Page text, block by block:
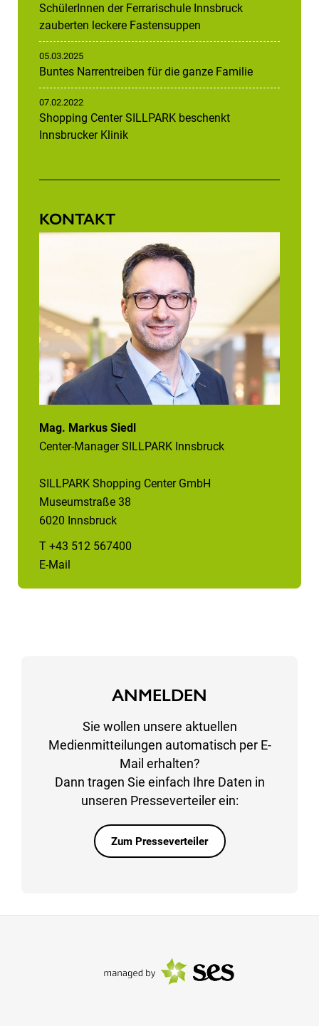
SchülerInnen der Ferrarischule Innsbruck
zauberten leckere Fastensuppen
05.03.2025
Buntes Narrentreiben für die ganze Familie
07.02.2022
Shopping Center SILLPARK beschenkt
Innsbrucker Klinik
KONTAKT
Mag. Markus Siedl
Center-Manager SILLPARK Innsbruck
SILLPARK Shopping Center GmbH
Museumstraße 38
6020 Innsbruck
T +43 512 567400
E-Mail
ANMELDEN
Sie wollen unsere aktuellen
Medienmitteilungen automatisch per E-
Mail erhalten?
Dann tragen Sie einfach Ihre Daten in
unseren Presseverteiler ein:
Zum Presseverteiler